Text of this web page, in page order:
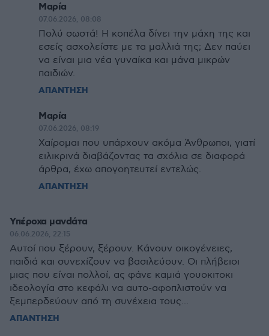
Μαρία
07.06.2026, 08:08
Πολύ σωστά! Η κοπέλα δίνει την μάχη της και
εσείς ασχολείστε με τα μαλλιά της; Δεν παύει
να είναι μια νέα γυναίκα και μάνα μικρών
παιδιών.
ΑΠΑΝΤΗΣΗ
Μαρία
07.06.2026, 08:19
Χαίρομαι που υπάρχουν ακόμα Άνθρωποι, γιατί
ειλικρινά διαβάζοντας τα σχόλια σε διαφορά
άρθρα, έχω απογοητευτεί εντελώς.
ΑΠΑΝΤΗΣΗ
Υπέροχα μανdάτα
06.06.2026, 22:15
Αυτοί που ξέρουν, ξέρουν. Κάνουν οικογένειες,
παιδιά και συνεχίζουν να βασιλεύουν. Οι πλήβειοι
μιας που είναι πολλοί, ας φάνε καμιά γουοκιτοκι
ιδεολογία στο κεφάλι να αυτο-αφοπλιστούν να
ξεμπερδεύουν από τη συνέχεια τους...
ΑΠΑΝΤΗΣΗ